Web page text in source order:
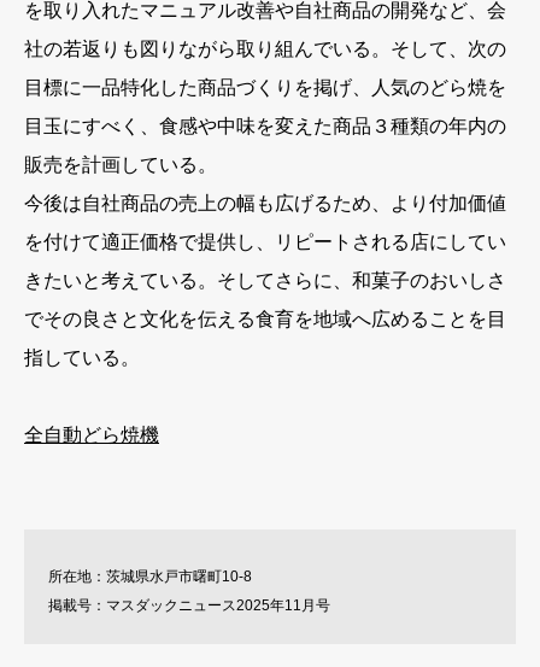
を取り入れたマニュアル改善や自社商品の開発など、会
社の若返りも図りながら取り組んでいる。そして、次の
目標に一品特化した商品づくりを掲げ、人気のどら焼を
目玉にすべく、食感や中味を変えた商品３種類の年内の
販売を計画している。
今後は自社商品の売上の幅も広げるため、より付加価値
を付けて適正価格で提供し、リピートされる店にしてい
きたいと考えている。そしてさらに、和菓子のおいしさ
でその良さと文化を伝える食育を地域へ広めることを目
指している。
全自動どら焼機
所在地：茨城県水戸市曙町10-8
掲載号：マスダックニュース2025年11月号